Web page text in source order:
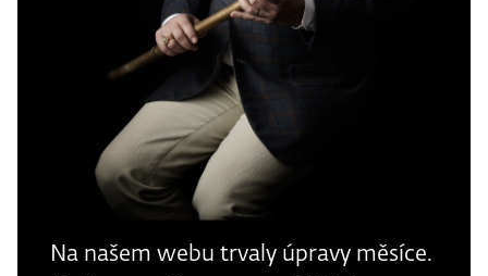
Na našem webu trvaly úpravy měsíce.